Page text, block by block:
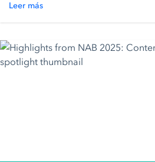
Leer más